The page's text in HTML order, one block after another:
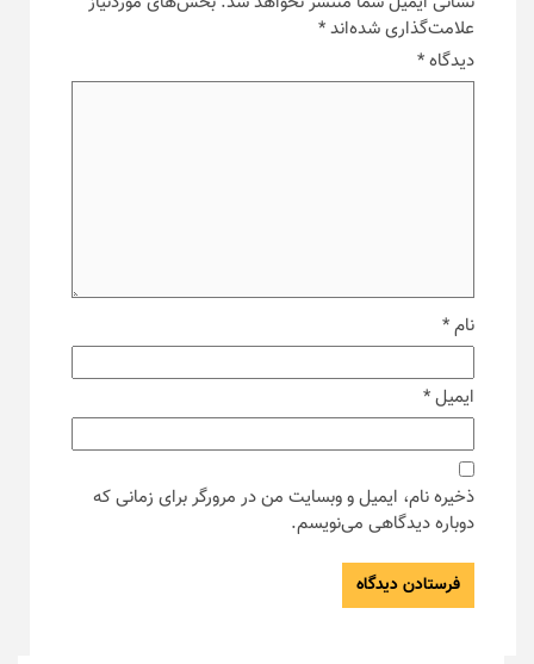
علامت‌گذاری شده‌اند*
دیدگاه*
نام*
ایمیل*
ذخیره نام، ایمیل و وبسایت من در مرورگر برای زمانی که
دوباره دیدگاهی می‌نویسم.